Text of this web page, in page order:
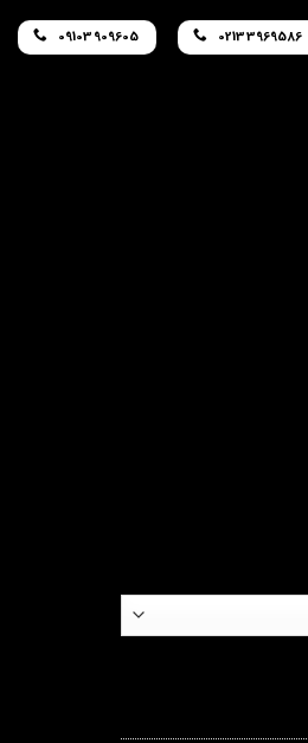
09103909605